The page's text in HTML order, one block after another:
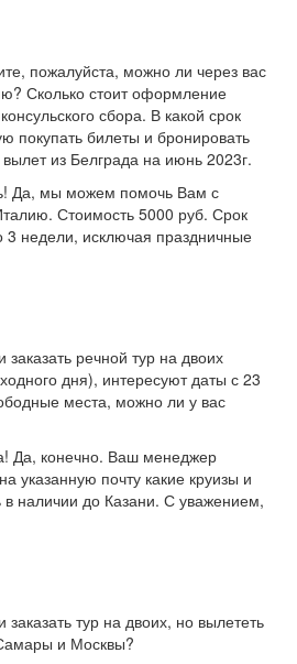
пожалуйста, можно ли через вас
Сколько стоит оформление
сбора. В какой срок
покупать билеты и бронировать
из Белграда на июнь 2023г.
Да, мы можем помочь Вам с
Стоимость 5000 руб. Срок
недели, исключая праздничные
речной тур на двоих
дня), интересуют даты с 23
места, можно ли у вас
Да, конечно. Ваш менеджер
указанную почту какие круизы и
в наличии до Казани. С уважением,
тур на двоих, но вылететь
и Москвы?